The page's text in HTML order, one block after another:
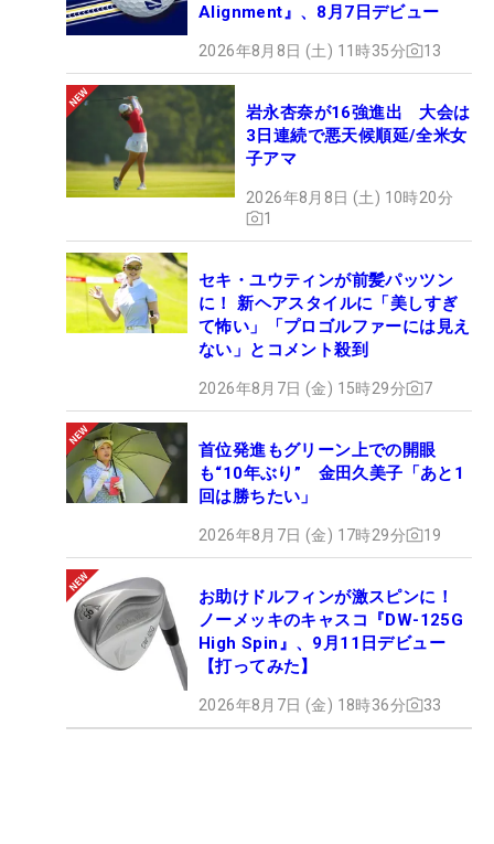
Alignment』、8月7日デビュー
2026年8月8日 (土) 11時35分 13
岩永杏奈が16強進出 大会は
3日連続で悪天候順延/全米女
子アマ
2026年8月8日 (土) 10時20分
1
セキ・ユウティンが前髪パッツン
に！ 新ヘアスタイルに「美しすぎ
て怖い」「プロゴルファーには見え
ない」とコメント殺到
2026年8月7日 (金) 15時29分 7
首位発進もグリーン上での開眼
も“10年ぶり” 金田久美子「あと1
回は勝ちたい」
2026年8月7日 (金) 17時29分 19
お助けドルフィンが激スピンに！
ノーメッキのキャスコ『DW-125G
High Spin』、9月11日デビュー
【打ってみた】
2026年8月7日 (金) 18時36分 33